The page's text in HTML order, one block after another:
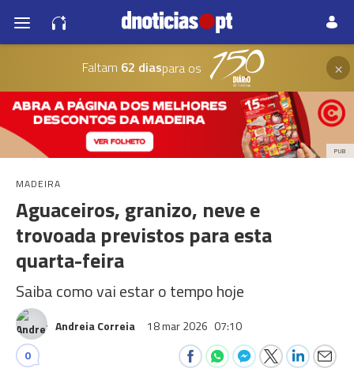
Faltam 62 diaspara os ×
PUB
MADEIRA
Aguaceiros, granizo, neve e
trovoada previstos para esta
quarta-feira
Saiba como vai estar o tempo hoje
Andreia Correia 18 mar 2026 07:10
0